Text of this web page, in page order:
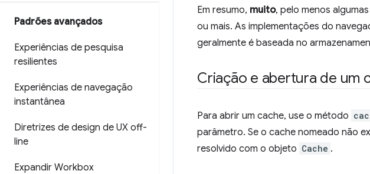
Padrões avançados
Experiências de pesquisa
resilientes
Experiências de navegação
instantânea
Diretrizes de design de UX off-
line
Expandir Workbox
Em resumo, muito, pelo menos
ou mais. As implementações do
geralmente é baseada no
Criação e abertura de um
Para abrir um cache, use o método
parâmetro. Se o cache nomeado não
resolvido com o objeto Cache .